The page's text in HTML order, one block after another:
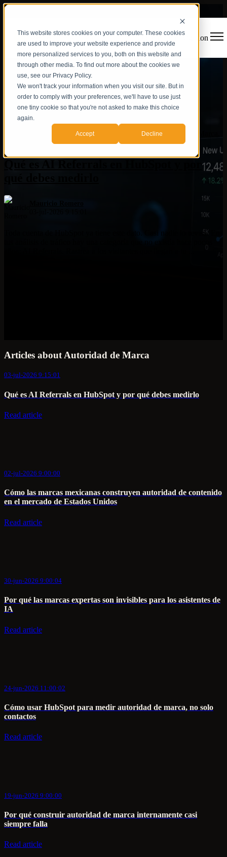
This website stores cookies on your computer. These cookies
are used to improve your website experience and provide
more personalized services to you, both on this website and
through other media. To find out more about the cookies we
use, see our Privacy Policy.
We won't track your information when you visit our site. But in
order to comply with your preferences, we'll have to use just
one tiny cookie so that you're not asked to make this choice
again.
Accept Decline
Open main navigation
Visibilidad de IA AEO, Autoridad de Marca
Toda cuenta de HubSpot ya tiene este dato. Casi nadie lo revisa. En
Articles about Autoridad de Marca
03-jul-2026 9:15:01
Qué es AI Referrals en HubSpot y por qué debes medirlo
Read article
02-jul-2026 9:00:00
Cómo las marcas mexicanas construyen autoridad de contenido
en el mercado de Estados Unidos
Read article
30-jun-2026 9:00:04
Por qué las marcas expertas son invisibles para los asistentes de
IA
Read article
24-jun-2026 11:00:02
Cómo usar HubSpot para medir autoridad de marca, no solo
contactos
Read article
19-jun-2026 9:00:00
Por qué construir autoridad de marca internamente casi
siempre falla
Read article